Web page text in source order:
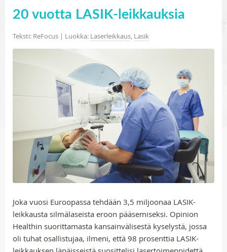
20 vuotta LASIK-leikkauksia
Teksti: ReFocus | Luokka: Laserleikkaus, Lasik
Joka vuosi Euroopassa tehdään 3,5 miljoonaa LASIK-
leikkausta silmälaseista eroon pääsemiseksi. Opinion
Healthin suorittamasta kansainvälisestä kyselystä, jossa
oli tuhat osallistujaa, ilmeni, että 98 prosenttia LASIK-